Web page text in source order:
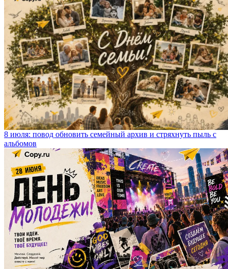
8 июля: повод обновить семейный архив и стряхнуть пыль с
альбомов